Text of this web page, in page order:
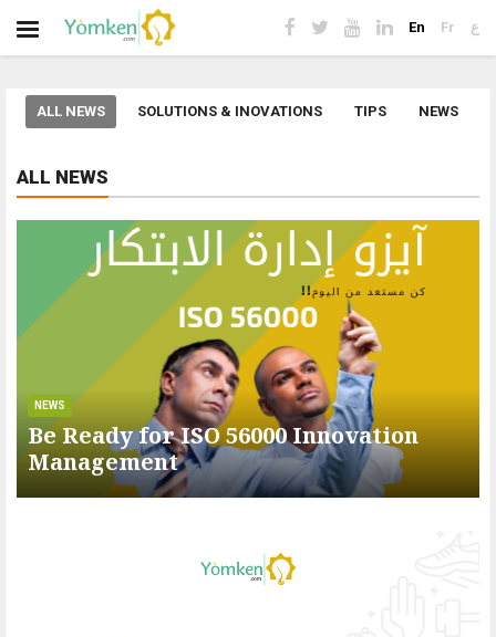
En Fr ع
ALL NEWS SOLUTIONS & INOVATIONS TIPS NEWS
ALL NEWS
NEWS
Be Ready for ISO 56000 Innovation
Management